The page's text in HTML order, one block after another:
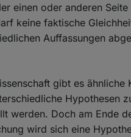
einen oder anderen
keine faktische
Auffassungen
gibt es ähnliche
Hypothesen
werden. Doch am Ende
wird sich eine